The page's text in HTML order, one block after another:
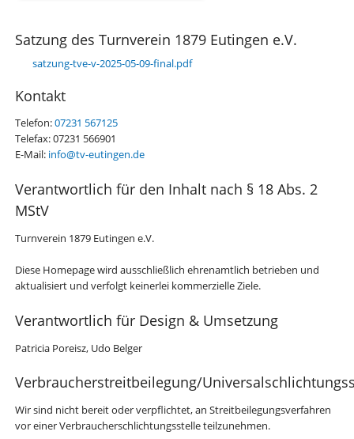
Satzung des Turnverein 1879 Eutingen e.V.
satzung-tve-v-2025-05-09-final.pdf
Kontakt
Telefon:07231 567125
Telefax: 07231 566901
E-Mail: info@tv-eutingen.de
Verantwortlich für den Inhalt nach § 18 Abs. 2
MStV
Turnverein 1879 Eutingen e.V.
Diese Homepage wird ausschließlich ehrenamtlich betrieben und
aktualisiert und verfolgt keinerlei kommerzielle Ziele.
Verantwortlich für Design & Umsetzung
Patricia Poreisz, Udo Belger
Verbraucherstreitbeilegung/
Wir sind nicht bereit oder verpflichtet, an Streitbeilegungsverfahren
vor einer Verbraucherschlichtungsstelle teilzunehmen.